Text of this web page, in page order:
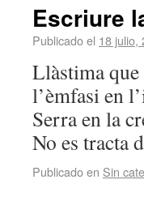
Escriure
Publicado el 18 julio,
Llàstima
l’èmfasi en
Serra en la
No es tracta
Publicado en Sin